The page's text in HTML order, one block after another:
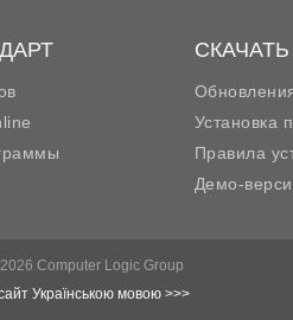
СКАЧАТЬ
Установка
Правила
Демо-
Computer Logic Group
Українською мовою >>>